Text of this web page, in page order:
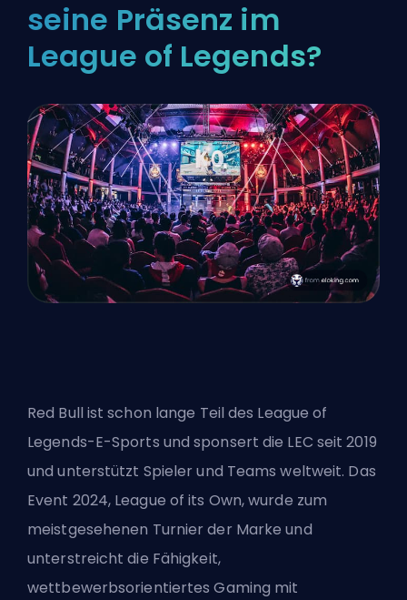
seine Präsenz im
League of Legends?
Red Bull ist schon lange Teil des League of
Legends-E-Sports und sponsert die LEC seit 2019
und unterstützt Spieler und Teams weltweit. Das
Event 2024, League of its Own, wurde zum
meistgesehenen Turnier der Marke und
unterstreicht die Fähigkeit,
wettbewerbsorientiertes Gaming mit